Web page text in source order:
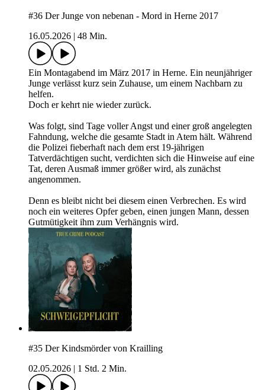
#36 Der Junge von nebenan - Mord in Herne 2017
16.05.2026
48 Min.
Ein Montagabend im März 2017 in Herne. Ein neunjähriger
Junge verlässt kurz sein Zuhause, um einem Nachbarn zu
helfen.
Doch er kehrt nie wieder zurück.
Was folgt, sind Tage voller Angst und einer groß angelegten
Fahndung, welche die gesamte Stadt in Atem hält. Während
die Polizei fieberhaft nach dem erst 19-jährigen
Tatverdächtigen sucht, verdichten sich die Hinweise auf eine
Tat, deren Ausmaß immer größer wird, als zunächst
angenommen.
Denn es bleibt nicht bei diesem einen Verbrechen. Es wird
noch ein weiteres Opfer geben, einen jungen Mann, dessen
Gutmütigkeit ihm zum Verhängnis wird.
#35 Der Kindsmörder von Krailling
02.05.2026
1 Std. 2 Min.